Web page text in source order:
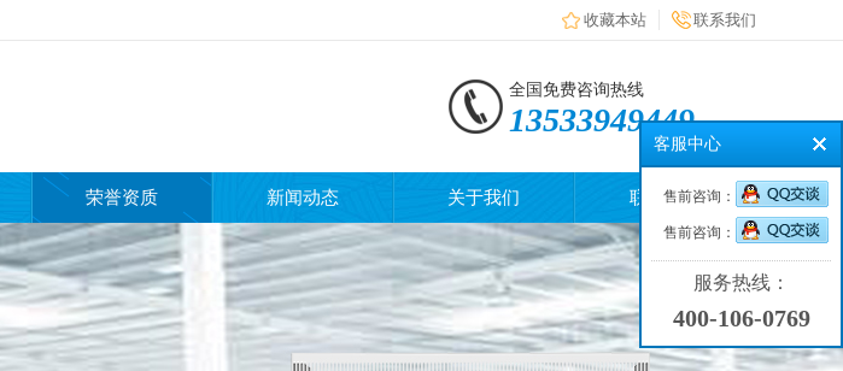
收藏本站 联系我们
全国免费咨询热线
13533949449
荣誉资质 新闻动态 关于我们 联系我们
客服中心
售前咨询：
售前咨询：
服务热线：
400-106-0769